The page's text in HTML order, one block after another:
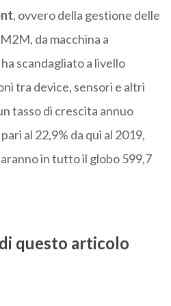
, ovvero della gestione delle
da macchina a
ha scandagliato a livello
tra device, sensori e altri
tasso di crescita annuo
al 22,9% da qui al 2019,
in tutto il globo 599,7
questo articolo